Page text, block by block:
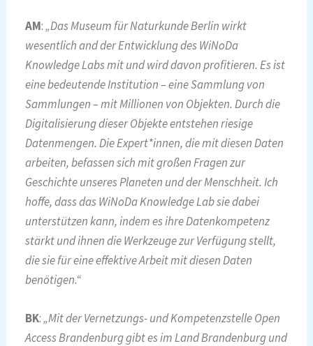
AM:„Das Museum für Naturkunde Berlin wirkt
wesentlich and der Entwicklung des WiNoDa
Knowledge Labs mit und wird davon profitieren. Es ist
eine bedeutende Institution – eine Sammlung von
Sammlungen – mit Millionen von Objekten. Durch die
Digitalisierung dieser Objekte entstehen riesige
Datenmengen. Die Expert*innen, die mit diesen Daten
arbeiten, befassen sich mit großen Fragen zur
Geschichte unseres Planeten und der Menschheit. Ich
hoffe, dass das WiNoDa Knowledge Lab sie dabei
unterstützen kann, indem es ihre Datenkompetenz
stärkt und ihnen die Werkzeuge zur Verfügung stellt,
die sie für eine effektive Arbeit mit diesen Daten
benötigen.“
BK:„Mit der Vernetzungs- und Kompetenzstelle Open
Access Brandenburg gibt es im Land Brandenburg und